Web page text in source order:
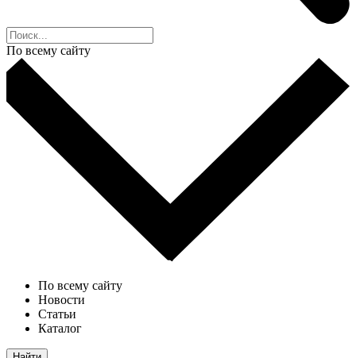
По всему сайту
По всему сайту
Новости
Статьи
Каталог